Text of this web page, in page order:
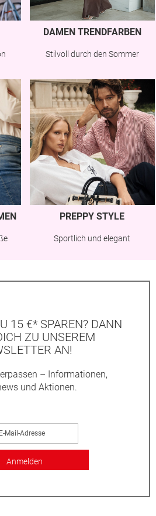
DAMEN TRENDFARBEN
Stilvoll durch den Sommer
PREPPY STYLE
Sportlich und elegant
15 €* SPAREN? DANN
ZU UNSEREM
AN!
– Informationen,
und Aktionen.
Anmelden